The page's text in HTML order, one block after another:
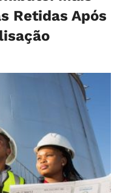
Retidas Após